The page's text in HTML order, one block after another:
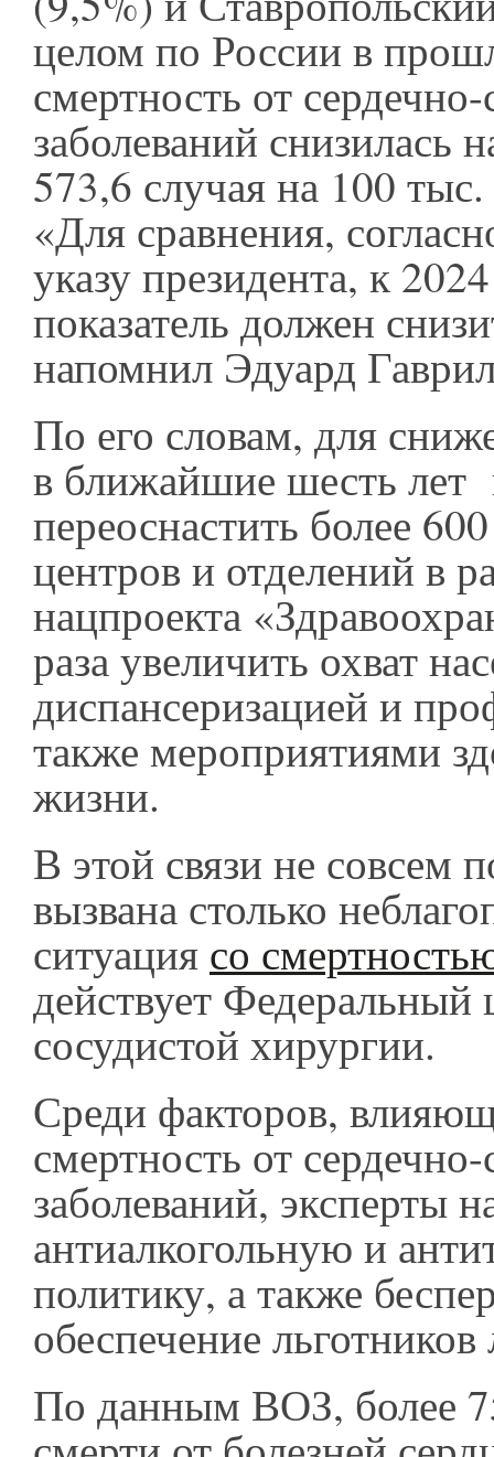
целом по России в
смертность от
заболеваний снизилась
573,6 случая на 100
«Для сравнения,
указу президента, к
показатель должен
напомнил Эдуард
По его словам, для
в ближайшие шесть лет
переоснастить более
центров и отделений в
нацпроекта
раза увеличить охват
диспансеризацией и
также мероприятиями
жизни.
В этой связи не совсем
вызвана столько
ситуация со
действует Федеральный
сосудистой хирургии.
Среди факторов,
смертность от
заболеваний, эксперты
антиалкогольную и
политику, а также
обеспечение льготников
По данным ВОЗ, более